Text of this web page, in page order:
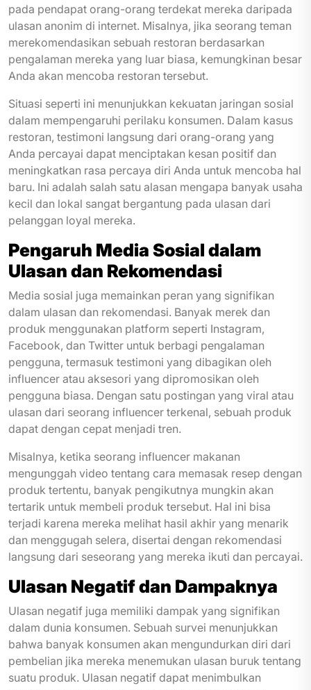
pada pendapat orang-orang terdekat mereka daripada
ulasan anonim di internet. Misalnya, jika seorang teman
merekomendasikan sebuah restoran berdasarkan
pengalaman mereka yang luar biasa, kemungkinan besar
Anda akan mencoba restoran tersebut.
Situasi seperti ini menunjukkan kekuatan jaringan sosial
dalam mempengaruhi perilaku konsumen. Dalam kasus
restoran, testimoni langsung dari orang-orang yang
Anda percayai dapat menciptakan kesan positif dan
meningkatkan rasa percaya diri Anda untuk mencoba hal
baru. Ini adalah salah satu alasan mengapa banyak usaha
kecil dan lokal sangat bergantung pada ulasan dari
pelanggan loyal mereka.
Pengaruh Media Sosial dalam
Ulasan dan Rekomendasi
Media sosial juga memainkan peran yang signifikan
dalam ulasan dan rekomendasi. Banyak merek dan
produk menggunakan platform seperti Instagram,
Facebook, dan Twitter untuk berbagi pengalaman
pengguna, termasuk testimoni yang dibagikan oleh
influencer atau aksesori yang dipromosikan oleh
pengguna biasa. Dengan satu postingan yang viral atau
ulasan dari seorang influencer terkenal, sebuah produk
dapat dengan cepat menjadi tren.
Misalnya, ketika seorang influencer makanan
mengunggah video tentang cara memasak resep dengan
produk tertentu, banyak pengikutnya mungkin akan
tertarik untuk membeli produk tersebut. Hal ini bisa
terjadi karena mereka melihat hasil akhir yang menarik
dan menggugah selera, disertai dengan rekomendasi
langsung dari seseorang yang mereka ikuti dan percayai.
Ulasan Negatif dan Dampaknya
Ulasan negatif juga memiliki dampak yang signifikan
dalam dunia konsumen. Sebuah survei menunjukkan
bahwa banyak konsumen akan mengundurkan diri dari
pembelian jika mereka menemukan ulasan buruk tentang
suatu produk. Ulasan negatif dapat menimbulkan